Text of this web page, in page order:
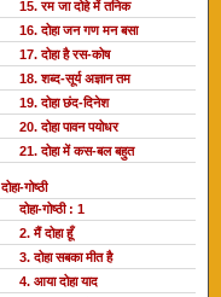
15. रम जा दोहे में तनिक
16. दोहा जन गण मन बसा
17. दोहा है रस-कोष
18. शब्द-सूर्य अज्ञान तम
19. दोहा छंद-दिनेश
20. दोहा पावन पयोधर
21. दोहा में कस-बल बहुत
दोहा-गोष्ठी
दोहा-गोष्ठी : 1
2. मैं दोहा हूँ
3. दोहा सबका मीत है
4. आया दोहा याद